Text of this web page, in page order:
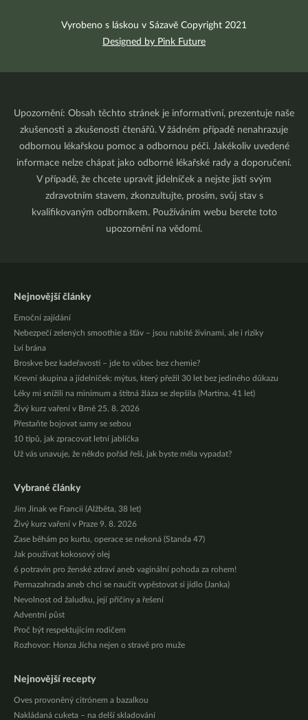
Vyrobeno s láskou v Sázavě Copyright 2021
Designed by Pink Future
Upozornění: Obsah těchto stránek je informativní, prezentuje naše
zkušenosti a zkušenosti čtenářů. V žádném případě nenahrazuje
odbornou lékařskou pomoc a odbornou péči. Jakékoliv uvedené
informace nelze chápat jako odborné lékařské rady a doporučení.
V případě, že chcete upravit jídelníček a nejste jistí svým
zdravotním stavem, zkonzultujte, prosím, svůj stav s
kvalifikovaným odborníkem. Používáním webu berete toto
upozornění na vědomí.
Nejnovější články
Emoční zajídání
Nebezpečí zelených smoothie a šťáv – jsou nabité živinami, ale i riziky
Lví brána
Broskve bez kadeřavosti – jde to vůbec bez chemie?
Krevní skupina a jídelníček: mýtus, který přežil 30 let bez jediného důkazu
Léky mi snížili na minimum a štítná žláza se zlepšila (Martina, 41 let)
Živý kurz vaření v Brně 25. 8. 2026
Přestaňte bojovat samy se sebou
10 tipů, jak zpracovat letní jablíčka
Už vás unavuje, že někdo pořád řeší, jak byste měla vypadat?
Vybrané články
Jím Jinak ve Francii (Alžběta, 38 let)
Živý kurz vaření v Praze 9. 8. 2026
Zase běhám po kurtu, operace se nekoná (Standa 47)
Jak používat kokosový olej
6 potravin pro ženské zdraví aneb vaginální pohoda za rohem!
Permazahrada aneb chci se naučit vypěstovat si jídlo (Janka)
Nevolnost od žaludku, její příčiny a řešení
Adventní půst
Proč být respektujícím rodičem
Rozhovor: Honza Jícha nejen o stravě pro muže
Nejnovější recepty
Oves provoněný citrónem a bazalkou
Nakládaná cuketa – na delší skladování